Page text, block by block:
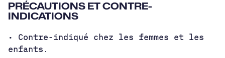
PRÉCAUTIONS ET CONTRE-
INDICATIONS
• Contre-indiqué chez les femmes et les
enfants .